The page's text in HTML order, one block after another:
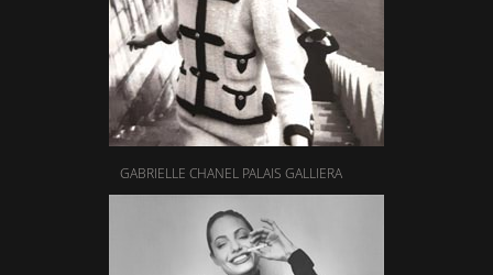
GABRIELLE CHANEL PALAIS GALLIERA